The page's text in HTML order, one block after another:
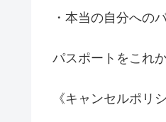
・本当の自分への
パスポートをこれ
《キャンセルポリシ